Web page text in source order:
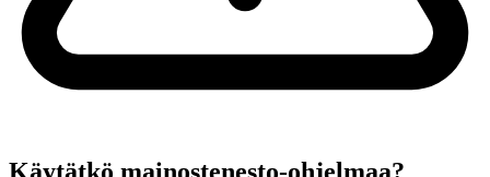
Käytätkö mainostenesto-ohjelmaa?